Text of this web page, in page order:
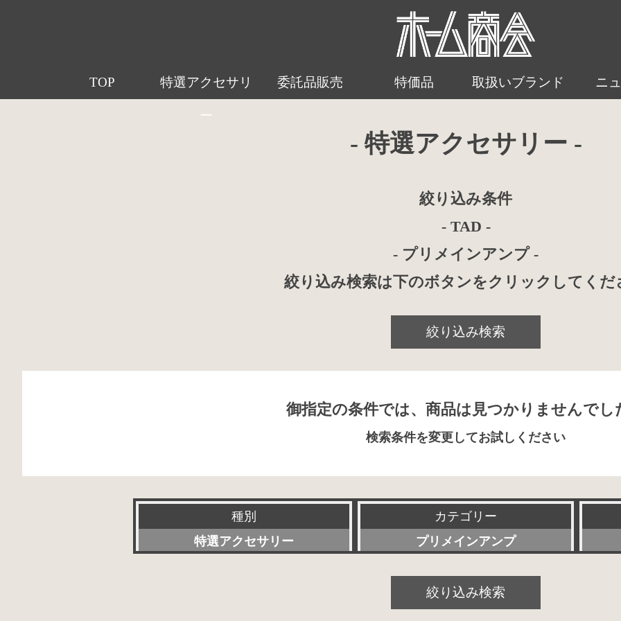
TOP 特選アクセサリ
ー
委託品販売 特価品 取扱いブランド ニ
- 特選アクセサリー -
絞り込み条件
- TAD -
- プリメインアンプ -
絞り込み検索は下のボタンをクリックしてくだ
絞り込み検索
御指定の条件では、商品は見つかりませんでし
検索条件を変更してお試しください
種別
特選アクセサリー
カテゴリー
プリメインアンプ
プリアンプ
絞り込み検索